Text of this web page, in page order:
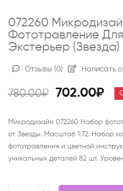
072260
Фототравление
Экстерьер (Звезда)
Отзывы (0) Написать
780.00₽ 702.00₽
Микродизайн 072260 Набор
от Звезды. Масштаб 1:72. Набор
фототравления и цветной
уникальных деталей 82 шт.